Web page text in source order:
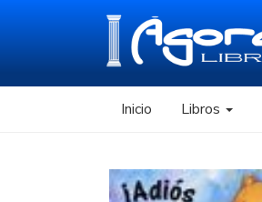
Inicio Libros